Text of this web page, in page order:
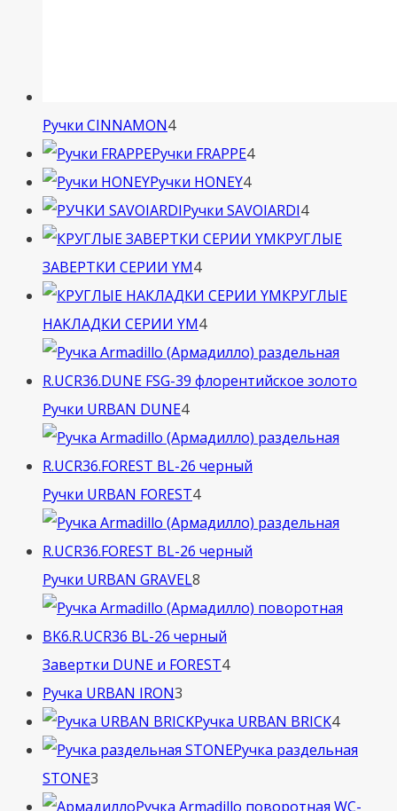
Ручки CINNAMON44
товара
Ручки FRAPPE44
Ручки HONEY44
товара
Ручки SAVOIARDI44
товара
КРУГЛЫЕ
ЗАВЕРТКИ СЕРИИ YM44
товара
КРУГЛЫЕ
НАКЛАДКИ СЕРИИ YM44
товара
Ручки URBAN DUNE44
товара
Ручки URBAN FOREST44
товара
Ручки URBAN GRAVEL8
товаров
Завертки DUNE и FOREST44
Ручка URBAN IRON3
товара
Ручка URBAN BRICK44
товара
Ручка раздельная
STONE3
товараРучка Armadillo поворотная WC-